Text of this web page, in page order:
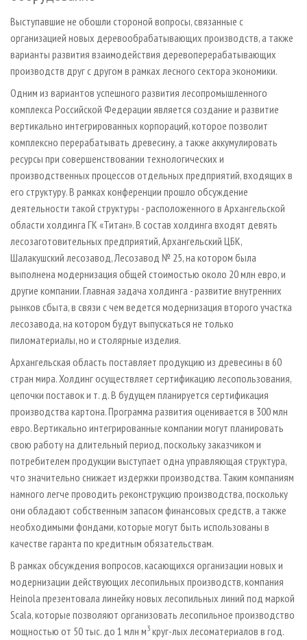
Выступавшие не обошли стороной вопросы, связанные с
организацией новых деревообрабатывающих производств, а также
варианты развития взаимодействия деревоперерабатывающих
производств друг с другом в рамках лесного сектора экономики.
Одним из вариантов успешного развития лесопромышленного
комплекса Российской Федерации является создание и развитие
вертикально интегрированных корпораций, которое позволит
комплексно перерабатывать древесину, а также аккумулировать
ресурсы при совершенствовании технологических и
производственных процессов отдельных предприятий, входящих в
его структуру. В рамках конференции прошло обсуждение
деятельности такой структуры - расположенного в Архангельской
области холдинга ГК «Титан». В состав холдинга входят девять
лесозаготовительных предприятий, Архангельский ЦБК,
Шалакушский лесозавод, Лесозавод № 25, на котором была
выполнена модернизация общей стоимостью около 20 млн евро, и
другие компании. Главная задача холдинга - развитие внутренних
рынков сбыта, в связи с чем ведется модернизация второго участка
лесозавода, на котором будут выпускаться не только
пиломатериалы, но и столярные изделия.
Архангельская область поставляет продукцию из древесины в 60
стран мира. Холдинг осуществляет сертификацию лесопользования,
цепочки поставок и т. д. В будущем планируется сертификация
производства картона. Программа развития оценивается в 300 млн
евро. Вертикально интегрированные компании могут планировать
свою работу на длительный период, поскольку заказчиком и
потребителем продукции выступает одна управляющая структура,
что значительно снижает издержки производства. Таким компаниям
намного легче проводить реконструкцию производства, поскольку
они обладают собственным запасом финансовых средств, а также
необходимыми фондами, которые могут быть использованы в
качестве гаранта по кредитным обязательствам.
В рамках обсуждения вопросов, касающихся организации новых и
модернизации действующих лесопильных производств, компания
Heinola презентовала линейку новых лесопильных линий под маркой
Scala, которые позволяют организовать лесопильное производство
мощностью от 50 тыс. до 1 млн м3 круг-лых лесоматериалов в год.